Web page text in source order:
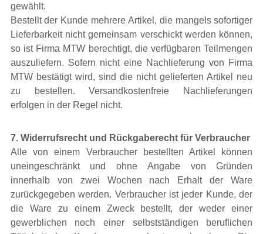
gewählt.
Bestellt der Kunde mehrere Artikel, die mangels sofortiger
Lieferbarkeit nicht gemeinsam verschickt werden können,
so ist Firma MTW berechtigt, die verfügbaren Teilmengen
auszuliefern. Sofern nicht eine Nachlieferung von Firma
MTW bestätigt wird, sind die nicht gelieferten Artikel neu
zu bestellen. Versandkostenfreie Nachlieferungen
erfolgen in der Regel nicht.
7. Widerrufsrecht und Rückgaberecht für Verbraucher
Alle von einem Verbraucher bestellten Artikel können
uneingeschränkt und ohne Angabe von Gründen
innerhalb von zwei Wochen nach Erhalt der Ware
zurückgegeben werden. Verbraucher ist jeder Kunde, der
die Ware zu einem Zweck bestellt, der weder einer
gewerblichen noch einer selbstständigen beruflichen